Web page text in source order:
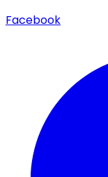
Facebook